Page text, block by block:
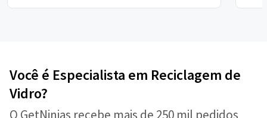
Você é Especialista em Reciclagem de
Vidro?
O GetNinjas recebe mais de 250 mil pedidos